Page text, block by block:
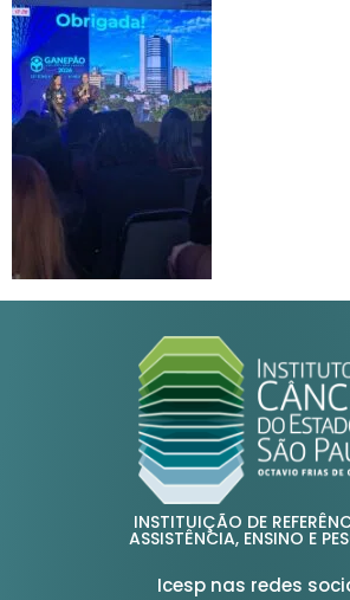
INSTITUIÇÃO DE
ASSISTÊNCIA, ENSINO E
Icesp nas redes